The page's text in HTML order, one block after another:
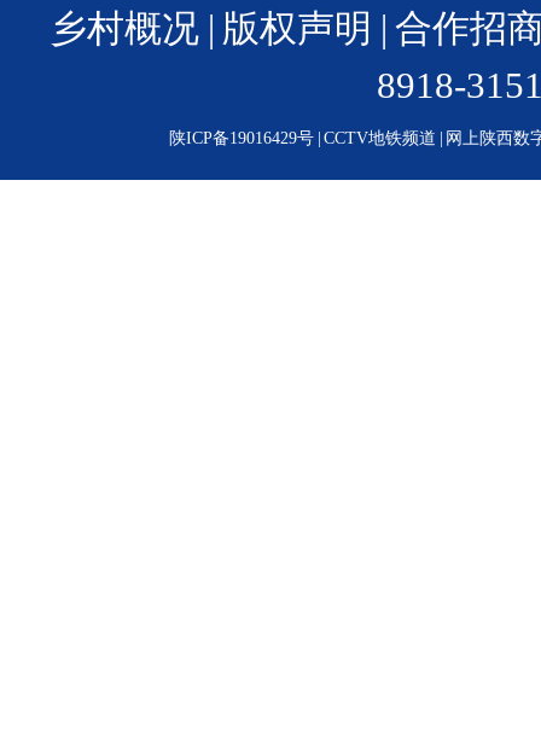
乡村概况
版权声明 |合作招
8918-
陕ICP备19016429号 |CCTV地铁频道 网上陕西数